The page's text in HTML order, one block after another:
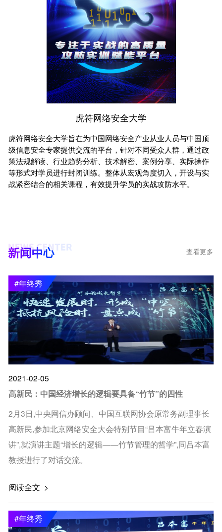
安全创客汇
安全创客汇”是国内首个聚焦安全的创投平台，迄今已经成功举
办三届，挖掘和扶植了一批国内外优秀的安全初创企业，包括
芯盾时代、天空卫士、威努特、众享比特、ClearClouds（美
国）、HoloNet（美国）等，都是往届参选的明星初创公司。
查看更多
#年终秀
2021-02-05
高新民：中国经济增长的逻辑要具备“竹节”的四性
2月3日,中央网信办顾问、中国互联网协会原常务副理事长
高新民,参加北京网络安全大会特别节目“吕本富牛年立春演
讲”,就演讲主题“增长的逻辑——竹节管理的哲学”,同吕本富
教授进行了对话交流。
阅读全文 >
#年终秀